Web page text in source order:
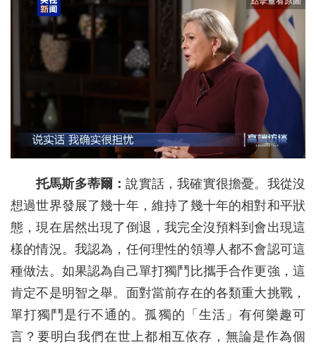
托馬斯多蒂爾：說實話，我確實很擔憂。我從沒
想過世界發展了幾十年，維持了幾十年的相對和平狀
態，現在居然出現了倒退，我完全沒預料到會出現這
樣的情況。我認為，任何理性的領導人都不會認可這
種做法。如果認為自己單打獨鬥比攜手合作更強，這
肯定不是明智之舉。面對當前存在的各類重大挑戰，
單打獨鬥是行不通的。孤獨的「生活」有何樂趣可
言？要明白我們在世上都相互依存，無論是作為個